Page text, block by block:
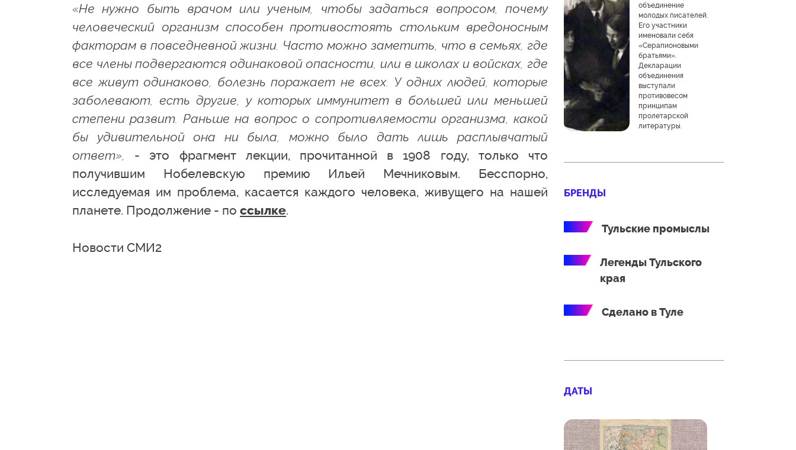
«Не нужно быть врачом или ученым, чтобы задаться вопросом, почему
человеческий организм способен противостоять стольким вредоносным
факторам в повседневной жизни. Часто можно заметить, что в семьях, где
все члены подвергаются одинаковой опасности, или в школах и войсках, где
все живут одинаково, болезнь поражает не всех. У одних людей, которые
заболевают, есть другие, у которых иммунитет в большей или меньшей
степени развит. Раньше на вопрос о сопротивляемости организма, какой
бы удивительной она ни была, можно было дать лишь расплывчатый
ответ»,
- это фрагмент лекции, прочитанной в 1908 году, только что
получившим Нобелевскую премию Ильей Мечниковым. Бесспорно,
исследуемая им проблема, касается каждого человека, живущего на нашей
планете. Продолжение - по ссылке.
Новости СМИ2
объединение
молодых писателей.
Его участники
именовали себя
«Серапионовыми
братьями».
Декларации
объединения
выступали
противовесом
принципам
пролетарской
литературы.
БРЕНДЫ
Тульские промыслы
Легенды Тульского
края
Сделано в Туле
ДАТЫ